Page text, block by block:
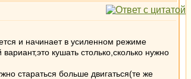
и начинает в усиленном режиме
кушать столько,сколько нужно
стараться больше двигаться(те же